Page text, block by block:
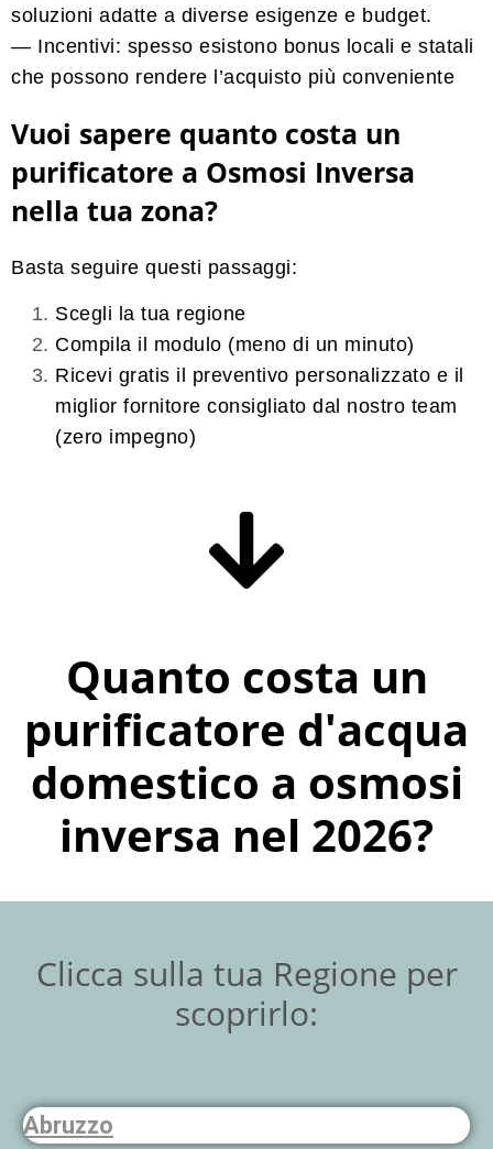
soluzioni adatte a diverse esigenze e budget.
— Incentivi: spesso esistono bonus locali e statali
che possono rendere l’acquisto più conveniente
Vuoi sapere quanto costa un
purificatore a Osmosi Inversa
nella tua zona?
Basta seguire questi passaggi:
Scegli la tua regione
Compila il modulo (meno di un minuto)
Ricevi gratis il preventivo personalizzato e il
miglior fornitore consigliato dal nostro team
(zero impegno)
Quanto costa un
purificatore d'acqua
domestico a osmosi
inversa nel 2026?
Clicca sulla tua Regione per
scoprirlo:
Abruzzo